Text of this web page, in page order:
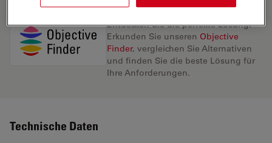
Entdecken Sie die perfekte Lösung.
Erkunden Sie unseren Objective
Finder, vergleichen Sie Alternativen
und finden Sie die beste Lösung für
Ihre Anforderungen.
Technische Daten